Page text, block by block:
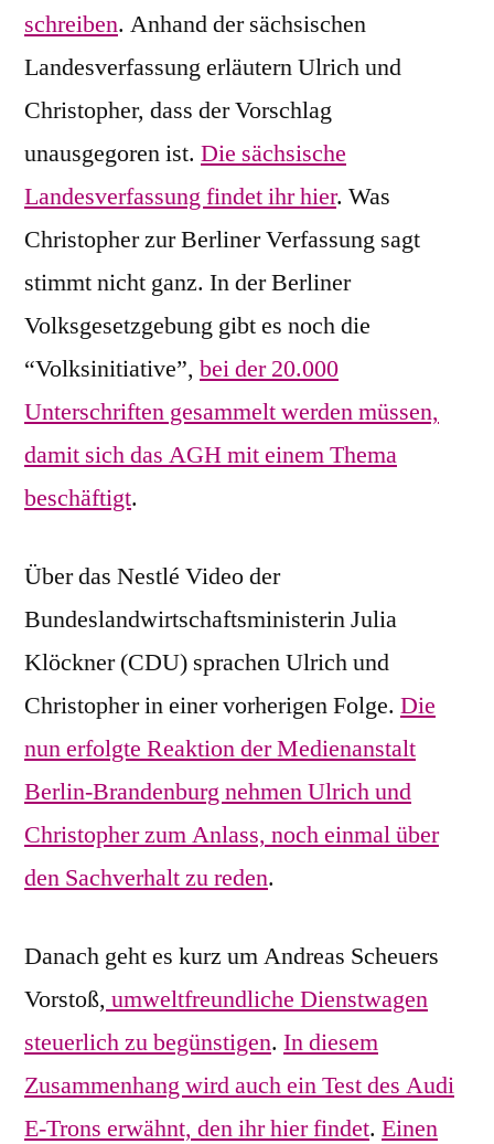
schreiben. Anhand der sächsischen
Landesverfassung erläutern Ulrich und
Christopher, dass der Vorschlag
unausgegoren ist. Die sächsische
Landesverfassung findet ihr hier. Was
Christopher zur Berliner Verfassung sagt
stimmt nicht ganz. In der Berliner
Volksgesetzgebung gibt es noch die
“Volksinitiative”, bei der 20.000
Unterschriften gesammelt werden müssen,
damit sich das AGH mit einem Thema
beschäftigt.
Über das Nestlé Video der
Bundeslandwirtschaftsministerin Julia
Klöckner (CDU) sprachen Ulrich und
Christopher in einer vorherigen Folge. Die
nun erfolgte Reaktion der Medienanstalt
Berlin-Brandenburg nehmen Ulrich und
Christopher zum Anlass, noch einmal über
den Sachverhalt zu reden.
Danach geht es kurz um Andreas Scheuers
Vorstoß, umweltfreundliche Dienstwagen
steuerlich zu begünstigen. In diesem
Zusammenhang wird auch ein Test des Audi
E-Trons erwähnt, den ihr hier findet. Einen